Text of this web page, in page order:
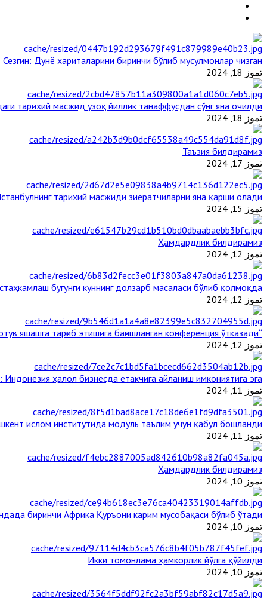
Дунё хариталарини биринчи бўлиб мусулмонлар чизган
تموز 18, 2024
тарихий масжид узоқ йиллик танаффусдан сўнг яна очилди
تموز 18, 2024
Таъзия билдирамиз
تموز 17, 2024
тарихий масжиди зиёратчиларни яна қарши олади
تموز 15, 2024
Ҳамдардлик билдирамиз
تموز 12, 2024
бугунги куннинг долзарб масаласи бўлиб қолмоқда
تموز 12, 2024
“Ал-Азҳар” Таиландда динларнинг тинч-тотув яшашга тарғиб этишига бағишланган конференция ўтказади
تموز 12, 2024
ҳалол бизнесда етакчига айланиш имкониятига эга
تموز 11, 2024
ислом институтида модуль таълим учун қабул бошланди
تموز 11, 2024
Ҳамдардлик билдирамиз
تموز 10, 2024
биринчи Aфрика Қуръони карим мусобақаси бўлиб ўтади
تموز 10, 2024
Икки томонлама ҳамкорлик йўлга қўйилди
تموز 10, 2024